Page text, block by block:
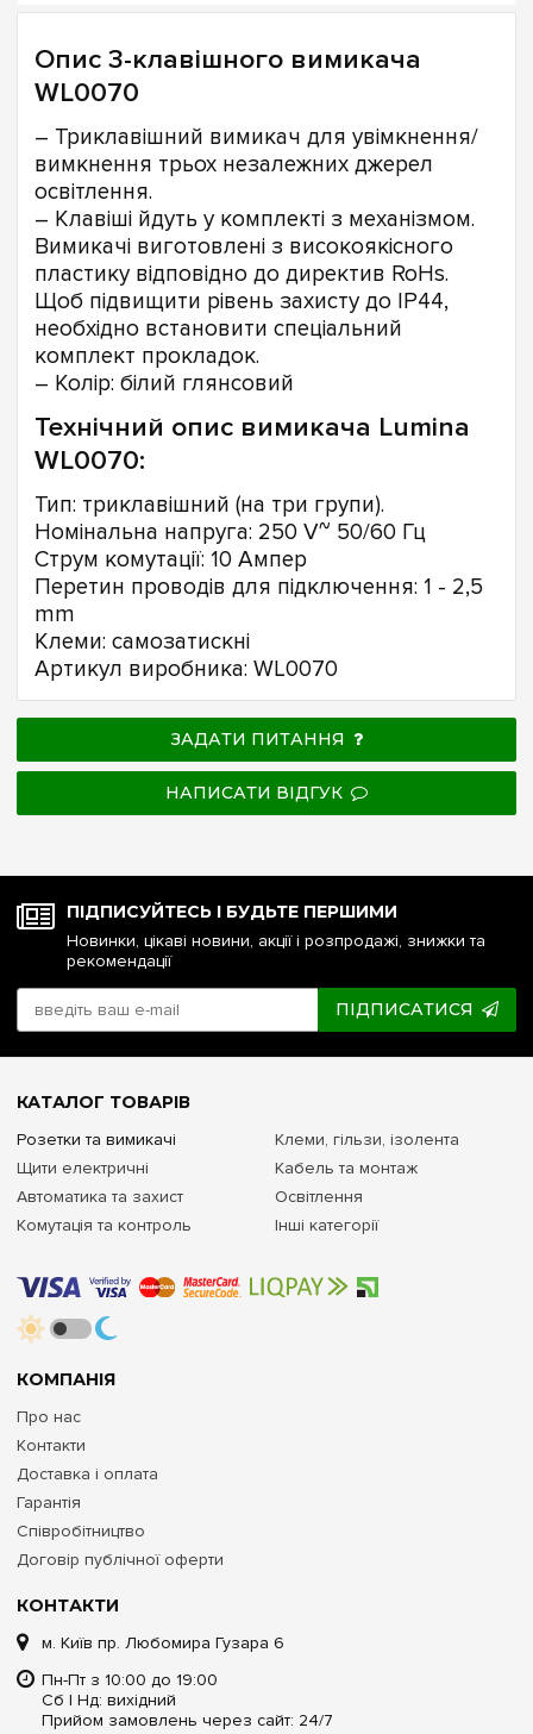
Опис 3-клавішного вимикача
WL0070
– Триклавішний вимикач для увімкнення/
вимкнення трьох незалежних джерел
освітлення.
– Клавіші йдуть у комплекті з механізмом.
Вимикачі виготовлені з високоякісного
пластику відповідно до директив RoHs.
Щоб підвищити рівень захисту до IP44,
необхідно встановити спеціальний
комплект прокладок.
– Колір: білий глянсовий
Технічний опис вимикача Lumina
WL0070:
Тип: триклавішний (на три групи).
Номінальна напруга: 250 V~ 50/60 Гц
Струм комутації: 10 Ампер
Перетин проводів для підключення: 1 - 2,5
mm
Клеми: самозатискні
Артикул виробника: WL0070
ЗАДАТИ ПИТАННЯ
НАПИСАТИ ВІДГУК
ПІДПИСУЙТЕСЬ І БУДЬТЕ ПЕРШИМИ
Новинки, цікаві новини, акції і розпродажі, знижки та
рекомендації
ПІДПИСАТИСЯ
КОНТАКТИ
м. Київ пр. Любомира Гузара 6
Пн-Пт з 10:00 до 19:00
Сб | Нд: вихідний
Прийом замовлень через сайт: 24/7
КОМПАНІЯ
Про нас
Контакти
Доставка і оплата
Гарантія
Співробітництво
Договір публічної оферти
КАТАЛОГ ТОВАРІВ
Розетки та вимикачі
Щити електричні
Автоматика та захист
Комутація та контроль
Клеми, гільзи, ізолента
Кабель та монтаж
Освітлення
Інші категорії